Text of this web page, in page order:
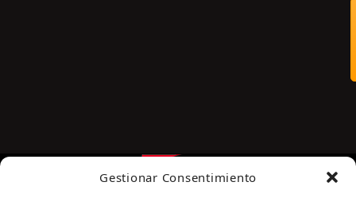
Gestionar Consentimiento